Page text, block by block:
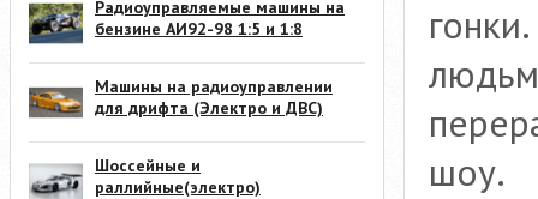
Радиоуправляемые машины на
бензине АИ92-98 1:5 и 1:8
Машины на радиоуправлении
для дрифта (Электро и ДВС)
Шоссейные и
раллийные(электро)
шоу.